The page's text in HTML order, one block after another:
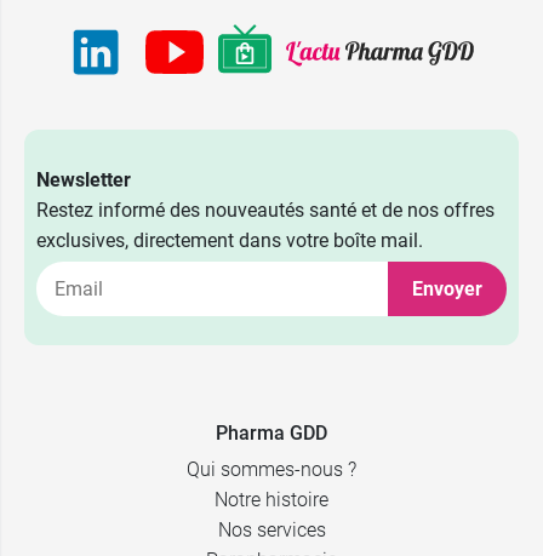
Newsletter
Restez informé des nouveautés santé et de nos offres
exclusives, directement dans votre boîte mail.
Envoyer
Pharma GDD
Qui sommes-nous ?
Notre histoire
Nos services